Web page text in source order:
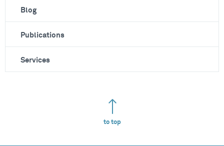
Blog
Publications
Services
to top